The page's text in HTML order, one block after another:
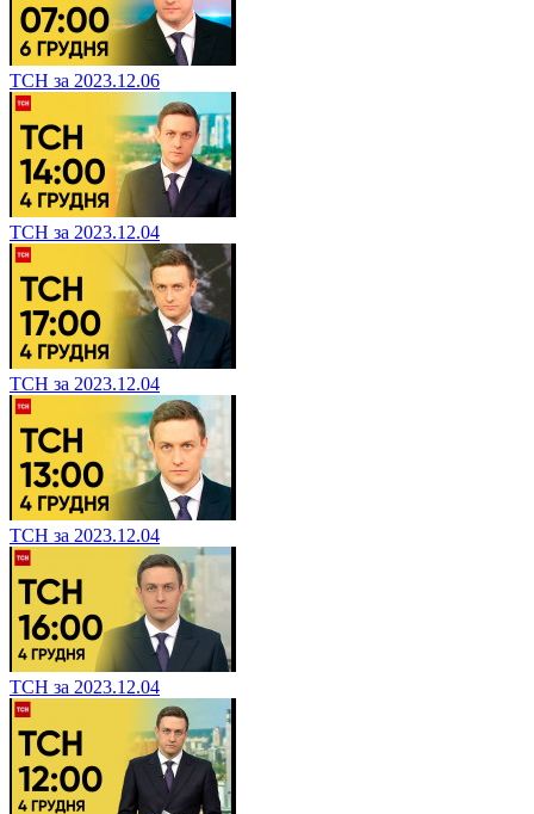
ТСН за 2023.12.06
ТСН за 2023.12.04
ТСН за 2023.12.04
ТСН за 2023.12.04
ТСН за 2023.12.04